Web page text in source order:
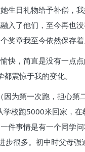
日礼物给予补偿，
入了他们，至今再也
章我至今依然保存着
，简直是没有一点
震惊于我的变化。
为第一次跑，担心第
校跑5000米回家，
事情是有一个同学
很多。初中时父母